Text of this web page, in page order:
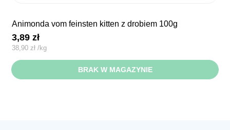
animonda vom feinsten kitten z drobiem 100g
3,89zł
38,90zł /kg
BRAK W MAGAZYNIE